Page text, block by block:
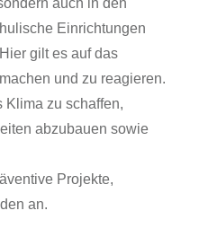
auch in den
Einrichtungen
gilt es auf das
und zu reagieren.
zu schaffen,
abzubauen sowie
Projekte,
an.